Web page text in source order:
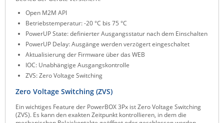
Open M2M API
Betriebstemperatur: -20 °C bis 75 °C
PowerUP State: definierter Ausgangsstatur nach dem Einschalten
PowerUP Delay: Ausgänge werden verzögert eingeschaltet
Aktualisierung der Firmware über das WEB
IOC: Unabhängige Ausgangskontrolle
ZVS: Zero Voltage Switching
Zero Voltage Switching (ZVS)
Ein wichtiges Feature der PowerBOX 3Px ist Zero Voltage Switching
(ZVS). Es kann den exakten Zeitpunkt kontrollieren, in dem die